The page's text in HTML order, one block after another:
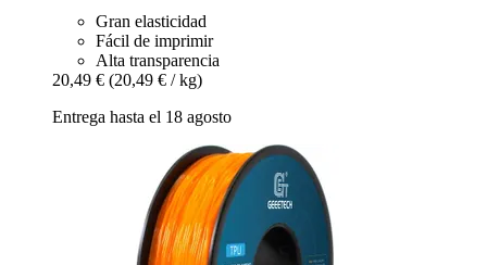
Gran elasticidad
Fácil de imprimir
Alta transparencia
20,49 € (20,49 € / kg)
Entrega hasta el 18 agosto